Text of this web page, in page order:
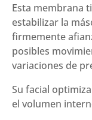
Esta membrana
estabilizar la
firmemente
posibles
variaciones de
Su facial
el volumen